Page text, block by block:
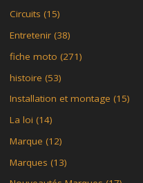
Circuits (15)
Entretenir(38)
fiche moto (271)
histoire (53)
Installation et montage (15)
La loi (14)
Marque (12)
Marques (13)